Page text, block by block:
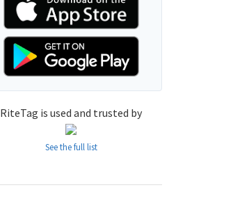
RiteTag is used and trusted by
See the full list